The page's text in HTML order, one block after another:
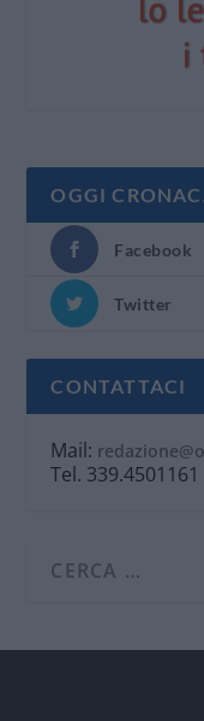
OGGI
Facebook
Twitter
CONTATTACI
Mail:
Tel. 339.4501161